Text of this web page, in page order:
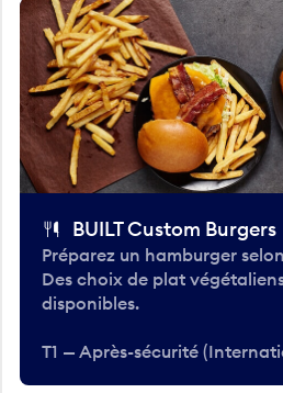
BUILT Custom Burgers
Préparez un hamburger
Des choix de plat
disponibles.
T1 — Après-sécurité